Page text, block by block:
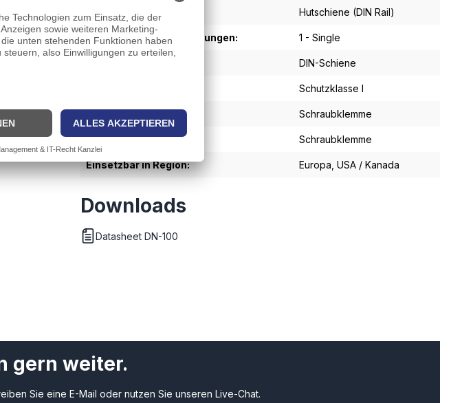
Typ TS-
Bauart: Hutschiene (DIN Rail)
Anzahl Ausgangsspannungen: 1 - Single
DIN-Schiene
Schutzklasse I
Eingang Anschluss: Schraubklemme
Ausgang Anschluss: Schraubklemme
Einsetzbar in Region: Europa , USA / Kanada
Downloads
Datasheet DN-100
gern weiter.
Sie eine E-Mail oder nutzen Sie unseren Live-Chat.